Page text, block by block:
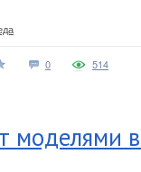
0 514
моделями